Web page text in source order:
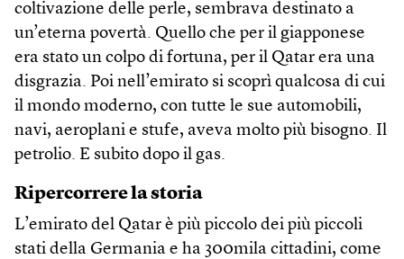
coltivazione delle perle, sembrava destinato a
un’eterna povertà. Quello che per il giapponese
era stato un colpo di fortuna, per il Qatar era una
disgrazia. Poi nell’emirato si scoprì qualcosa di cui
il mondo moderno, con tutte le sue automobili,
navi, aeroplani e stufe, aveva molto più bisogno. Il
petrolio. E subito dopo il gas.
Ripercorrere la storia
L’emirato del Qatar è più piccolo dei più piccoli
stati della Germania e ha 300mila cittadini, come